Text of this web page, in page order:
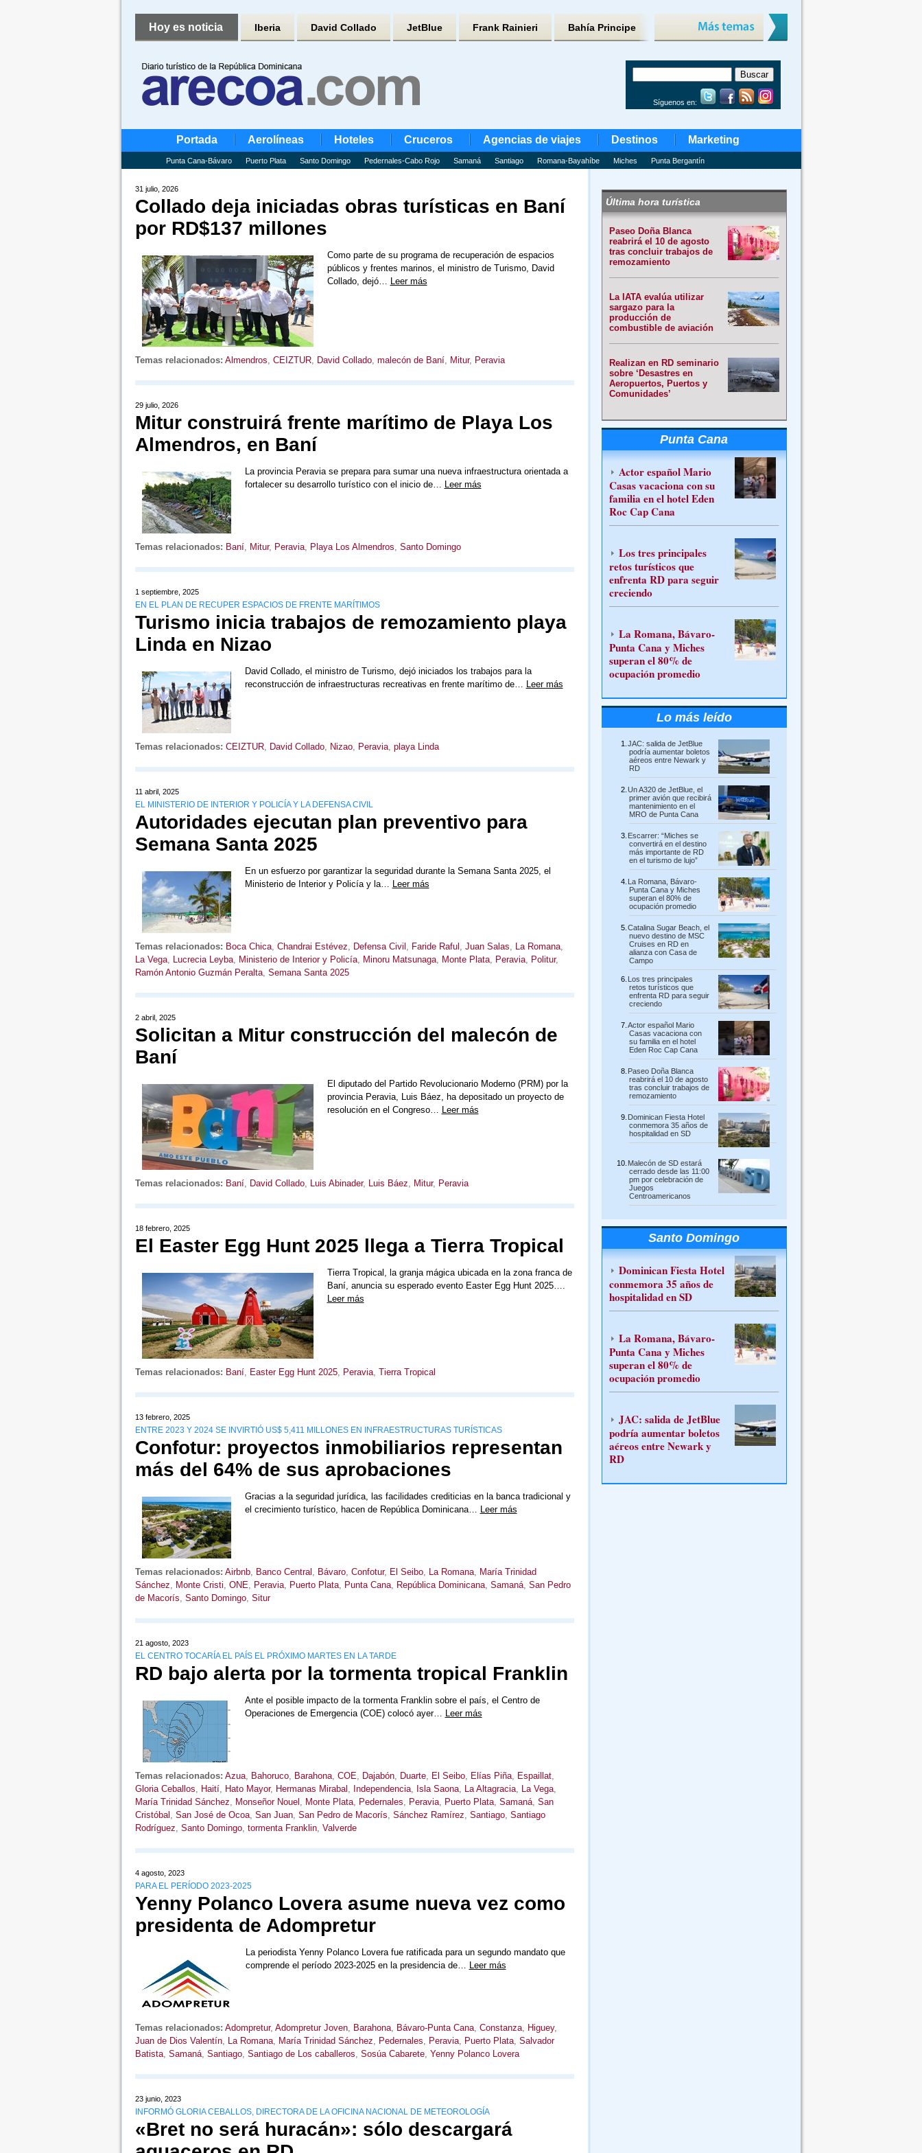
Hoy es noticia Iberia David Collado JetBlue Frank Rainieri Bahía Principe
Síguenos en:
Portada Aerolíneas Hoteles Cruceros Agencias de viajes Destinos Marketing
Punta Cana-Bávaro Puerto Plata Santo Domingo Pedernales-Cabo Rojo Samaná Santiago Romana-Bayahíbe Miches Punta Bergantín
31 julio, 2026
Collado deja iniciadas obras turísticas en Baní
por RD$137 millones
Como parte de su programa de recuperación de espacios
públicos y frentes marinos, el ministro de Turismo, David
Collado, dejó… Leer más
Temas relacionados: Almendros, CEIZTUR, David Collado, malecón de Baní, Mitur, Peravia
29 julio, 2026
Mitur construirá frente marítimo de Playa Los
Almendros, en Baní
La provincia Peravia se prepara para sumar una nueva infraestructura orientada a
fortalecer su desarrollo turístico con el inicio de… Leer más
Temas relacionados: Baní, Mitur, Peravia, Playa Los Almendros, Santo Domingo
1 septiembre, 2025
EN EL PLAN DE RECUPER ESPACIOS DE FRENTE MARÍTIMOS
Turismo inicia trabajos de remozamiento playa
Linda en Nizao
David Collado, el ministro de Turismo, dejó iniciados los trabajos para la
reconstrucción de infraestructuras recreativas en frente marítimo de… Leer más
Temas relacionados: CEIZTUR, David Collado, Nizao, Peravia, playa Linda
11 abril, 2025
EL MINISTERIO DE INTERIOR Y POLICÍA Y LA DEFENSA CIVIL
Autoridades ejecutan plan preventivo para
Semana Santa 2025
En un esfuerzo por garantizar la seguridad durante la Semana Santa 2025, el
Ministerio de Interior y Policía y la… Leer más
Temas relacionados: Boca Chica, Chandrai Estévez, Defensa Civil , Faride Raful , Juan Salas, La Romana,
La Vega, Lucrecia Leyba, Ministerio de Interior y Policía, Minoru Matsunaga, Monte Plata, Peravia, Politur,
Ramón Antonio Guzmán Peralta, Semana Santa 2025
2 abril, 2025
Solicitan a Mitur construcción del malecón de
Baní
El diputado del Partido Revolucionario Moderno (PRM) por la
provincia Peravia, Luis Báez, ha depositado un proyecto de
resolución en el Congreso… Leer más
Temas relacionados: Baní, David Collado, Luis Abinader, Luis Báez, Mitur, Peravia
18 febrero, 2025
El Easter Egg Hunt 2025 llega a Tierra Tropical
Tierra Tropical, la granja mágica ubicada en la zona franca de
Baní, anuncia su esperado evento Easter Egg Hunt 2025….
Leer más
Temas relacionados: Baní, Easter Egg Hunt 2025, Peravia, Tierra Tropical
13 febrero, 2025
ENTRE 2023 Y 2024 SE INVIRTIÓ US$ 5,411 MILLONES EN INFRAESTRUCTURAS TURÍSTICAS
Confotur: proyectos inmobiliarios representan
más del 64% de sus aprobaciones
Gracias a la seguridad jurídica, las facilidades crediticias en la banca tradicional y
el crecimiento turístico, hacen de República Dominicana… Leer más
Temas relacionados: Airbnb, Banco Central , Bávaro, Confotur, El Seibo, La Romana, María Trinidad
Sánchez, Monte Cristi, ONE, Peravia, Puerto Plata, Punta Cana, República Dominicana, Samaná, San Pedro
de Macorís, Santo Domingo, Situr
21 agosto, 2023
EL CENTRO TOCARÍA EL PAÍS EL PRÓXIMO MARTES EN LA TARDE
RD bajo alerta por la tormenta tropical Franklin
Ante el posible impacto de la tormenta Franklin sobre el país, el Centro de
Operaciones de Emergencia (COE) colocó ayer… Leer más
Temas relacionados: Azua, Bahoruco, Barahona, COE, Dajabón, Duarte, El Seibo, Elías Piña, Espaillat,
Gloria Ceballos, Haití, Hato Mayor, Hermanas Mirabal , Independencia, Isla Saona, La Altagracia, La Vega,
María Trinidad Sánchez, Monseñor Nouel , Monte Plata, Pedernales, Peravia, Puerto Plata, Samaná, San
Cristóbal , San José de Ocoa, San Juan, San Pedro de Macorís, Sánchez Ramírez, Santiago, Santiago
Rodríguez, Santo Domingo, tormenta Franklin, Valverde
4 agosto, 2023
PARA EL PERÍODO 2023-2025
Yenny Polanco Lovera asume nueva vez como
presidenta de Adompretur
La periodista Yenny Polanco Lovera fue ratificada para un segundo mandato que
comprende el período 2023-2025 en la presidencia de… Leer más
Temas relacionados: Adompretur, Adompretur Joven, Barahona, Bávaro-Punta Cana, Constanza, Higuey,
Juan de Dios Valentín, La Romana, María Trinidad Sánchez, Pedernales, Peravia, Puerto Plata, Salvador
Batista, Samaná, Santiago, Santiago de Los caballeros, Sosúa Cabarete, Yenny Polanco Lovera
23 junio, 2023
INFORMÓ GLORIA CEBALLOS, DIRECTORA DE LA OFICINA NACIONAL DE METEOROLOGÍA
«Bret no será huracán»: sólo descargará
Última hora turística
Paseo Doña Blanca
reabrirá el 10 de agosto
tras concluir trabajos de
remozamiento
La IATA evalúa utilizar
sargazo para la
producción de
combustible de aviación
Realizan en RD seminario
sobre ‘Desastres en
Aeropuertos, Puertos y
Comunidades’
Punta Cana
Actor español Mario
Casas vacaciona con su
familia en el hotel Eden
Roc Cap Cana
Los tres principales
retos turísticos que
enfrenta RD para seguir
creciendo
La Romana, Bávaro-
Punta Cana y Miches
superan el 80% de
ocupación promedio
Lo más leído
JAC: salida de JetBlue
podría aumentar boletos
aéreos entre Newark y
RD
Un A320 de JetBlue, el
primer avión que recibirá
mantenimiento en el
MRO de Punta Cana
Escarrer: “Miches se
convertirá en el destino
más importante de RD
en el turismo de lujo”
La Romana, Bávaro-
Punta Cana y Miches
superan el 80% de
ocupación promedio
Catalina Sugar Beach, el
nuevo destino de MSC
Cruises en RD en
alianza con Casa de
Campo
Los tres principales
retos turísticos que
enfrenta RD para seguir
creciendo
Actor español Mario
Casas vacaciona con
su familia en el hotel
Eden Roc Cap Cana
Paseo Doña Blanca
reabrirá el 10 de agosto
tras concluir trabajos de
remozamiento
Dominican Fiesta Hotel
conmemora 35 años de
hospitalidad en SD
Malecón de SD estará
cerrado desde las 11:00
pm por celebración de
Juegos
Centroamericanos
Santo Domingo
Dominican Fiesta Hotel
conmemora 35 años de
hospitalidad en SD
La Romana, Bávaro-
Punta Cana y Miches
superan el 80% de
ocupación promedio
JAC: salida de JetBlue
podría aumentar boletos
aéreos entre Newark y
RD